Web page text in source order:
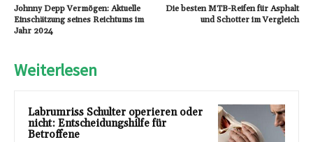
Johnny Depp Vermögen: Aktuelle
Einschätzung seines Reichtums im
Jahr 2024
Die besten MTB-Reifen für Asphalt
und Schotter im Vergleich
Weiterlesen
Labrumriss Schulter operieren oder
nicht: Entscheidungshilfe für
Betroffene